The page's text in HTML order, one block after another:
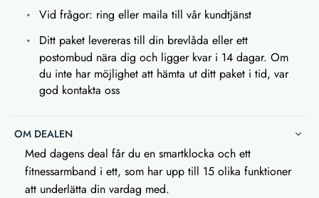
Vid frågor: ring eller maila till vår kundtjänst
Ditt paket levereras till din brevlåda eller ett
postombud nära dig och ligger kvar i 14 dagar. Om
du inte har möjlighet att hämta ut ditt paket i tid, var
god kontakta oss
OM DEALEN
Med dagens deal får du en smartklocka och ett
fitnessarmband i ett, som har upp till 15 olika funktioner
att underlätta din vardag med.